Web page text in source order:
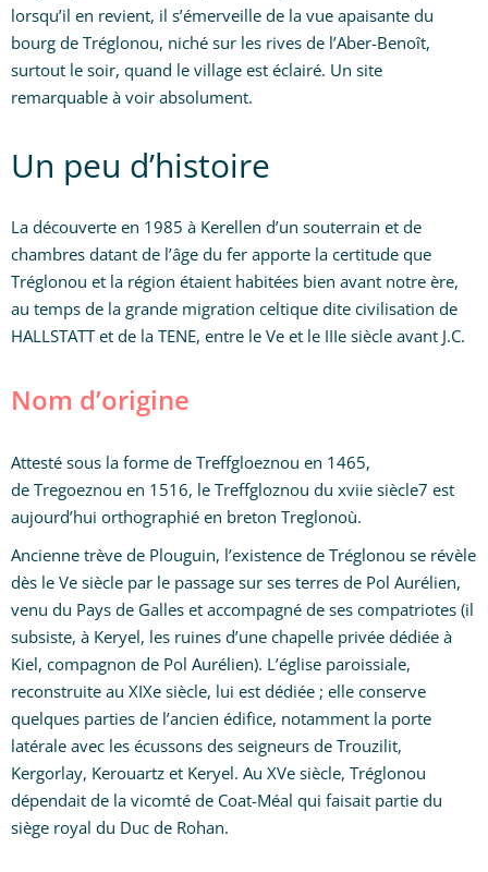
lorsqu’il en revient, il s’émerveille de la vue apaisante du
bourg de Tréglonou, niché sur les rives de l’Aber-Benoît,
surtout le soir, quand le village est éclairé. Un site
remarquable à voir absolument.
Un peu d’histoire
La découverte en 1985 à Kerellen d’un souterrain et de
chambres datant de l’âge du fer apporte la certitude que
Tréglonou et la région étaient habitées bien avant notre ère,
au temps de la grande migration celtique dite civilisation de
HALLSTATT et de la TENE, entre le Ve et le IIIe siècle avant J.C.
Nom d’origine
Attesté sous la forme de Treffgloeznou en 1465,
de Tregoeznou en 1516, le Treffgloznou du xviie siècle7 est
aujourd’hui orthographié en breton Treglonoù.
Ancienne trève de Plouguin, l’existence de Tréglonou se révèle
dès le Ve siècle par le passage sur ses terres de Pol Aurélien,
venu du Pays de Galles et accompagné de ses compatriotes (il
subsiste, à Keryel, les ruines d’une chapelle privée dédiée à
Kiel, compagnon de Pol Aurélien). L’église paroissiale,
reconstruite au XIXe siècle, lui est dédiée ; elle conserve
quelques parties de l’ancien édifice, notamment la porte
latérale avec les écussons des seigneurs de Trouzilit,
Kergorlay, Kerouartz et Keryel. Au XVe siècle, Tréglonou
dépendait de la vicomté de Coat-Méal qui faisait partie du
siège royal du Duc de Rohan.